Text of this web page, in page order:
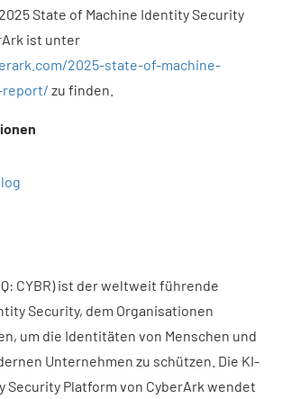
State of Machine Identity Security
ist unter
2025-state-of-machine-
report/ zu finden.
CYBR) ist der weltweit führende
Security, dem Organisationen
um die Identitäten von Menschen und
Unternehmen zu schützen. Die KI-
Platform von CyberArk wendet